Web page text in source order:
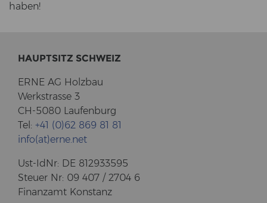
haben!
HAUPT­SITZ SCHWEIZ
ERNE AG Holz­bau
Werk­stras­se 3
CH-5080 Lau­fen­burg
Tel: +41 (0)62 869 81 81
info(at)erne.net
Ust-​IdNr: DE 812933595
Steu­er Nr: 09 407 / 2704 6
Fi­nanz­amt Kon­stanz